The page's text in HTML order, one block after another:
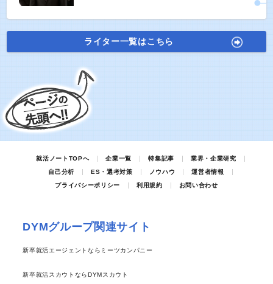
ライター一覧はこちら
就活ノートTOPへ 企業一覧 特集記事
業界・企業研究
自己分析
ES・選考対策 ノウハウ
運営者情報
プライバシーポリシー
利用規約 お問い合わせ
DYMグループ関連サイト
新卒就活エージェントならミーツカンパニー
新卒就活スカウトならDYMスカウト